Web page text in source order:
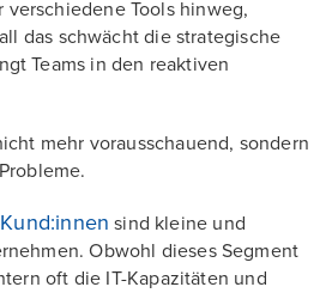
verschiedene Tools hinweg,
das schwächt die strategische
Teams in den reaktiven
mehr vorausschauend, sondern
sind kleine und
Obwohl dieses Segment
oft die IT-Kapazitäten und